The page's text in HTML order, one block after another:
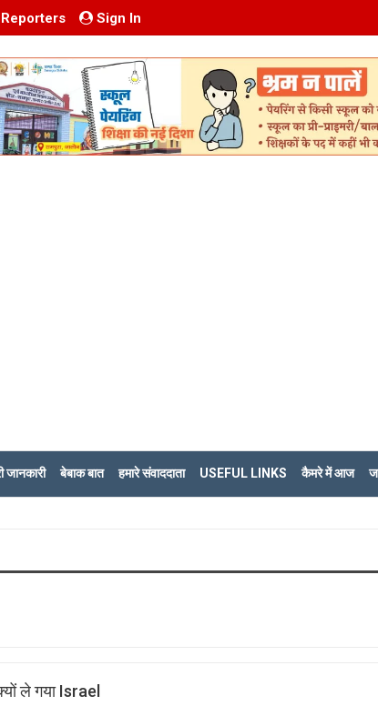
Sign In
जानकारी बेबाक बात हमारे संवाददाता USEFUL LINKS कैमरे में आज
ले गया Israel